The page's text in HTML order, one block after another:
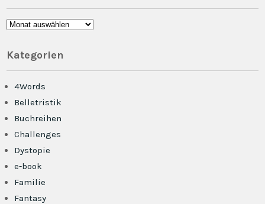
Archiv
Kategorien
4Words
Belletristik
Buchreihen
Challenges
Dystopie
e-book
Familie
Fantasy